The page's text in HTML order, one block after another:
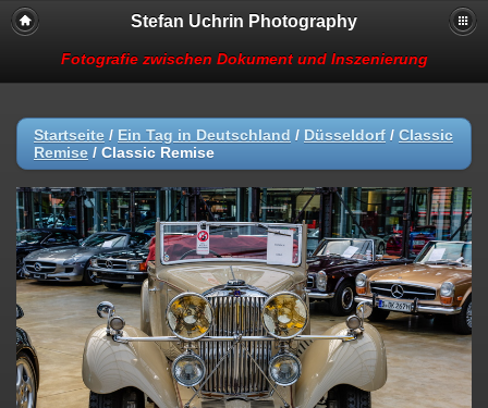
Stefan Uchrin Photography
Fotografie zwischen Dokument und Inszenierung
Startseite / Ein Tag in Deutschland / Düsseldorf / Classic
Remise / Classic Remise